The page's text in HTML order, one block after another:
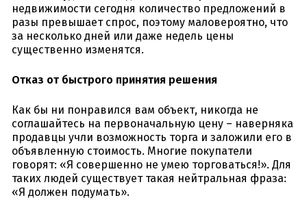
недвижимости сегодня количество предложений в
разы превышает спрос, поэтому маловероятно, что
за несколько дней или даже недель цены
существенно изменятся.
Отказ от быстрого принятия решения
Как бы ни понравился вам объект, никогда не
соглашайтесь на первоначальную цену – наверняка
продавцы учли возможность торга и заложили его в
объявленную стоимость. Многие покупатели
говорят: «Я совершенно не умею торговаться!». Для
таких людей существует такая нейтральная фраза:
«Я должен подумать».